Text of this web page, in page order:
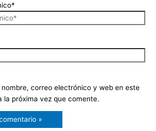
nombre, correo electrónico y web en este
la próxima vez que comente.